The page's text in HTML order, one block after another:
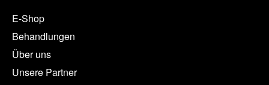
E-Shop
Behandlungen
Über uns
Unsere Partner